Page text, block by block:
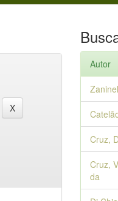
Autor
Cruz,
Cruz,
da